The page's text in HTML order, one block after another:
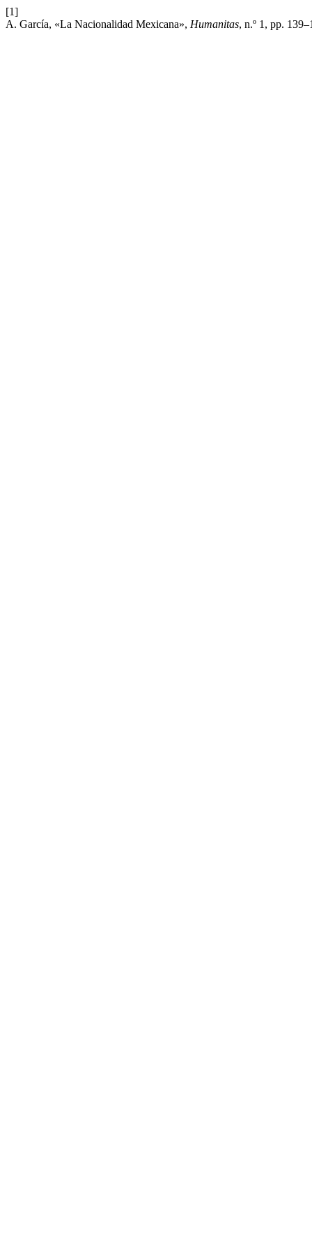
[1]
A. García, «La Nacionalidad Mexicana», Humanitas, n.º 1, pp.